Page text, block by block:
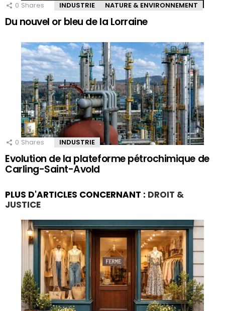
0 Shares INDUSTRIE NATURE & ENVIRONNEMENT
Du nouvel or bleu de la Lorraine
0 Shares INDUSTRIE
Evolution de la plateforme pétrochimique de
Carling-Saint-Avold
PLUS D'ARTICLES CONCERNANT : DROIT &
JUSTICE